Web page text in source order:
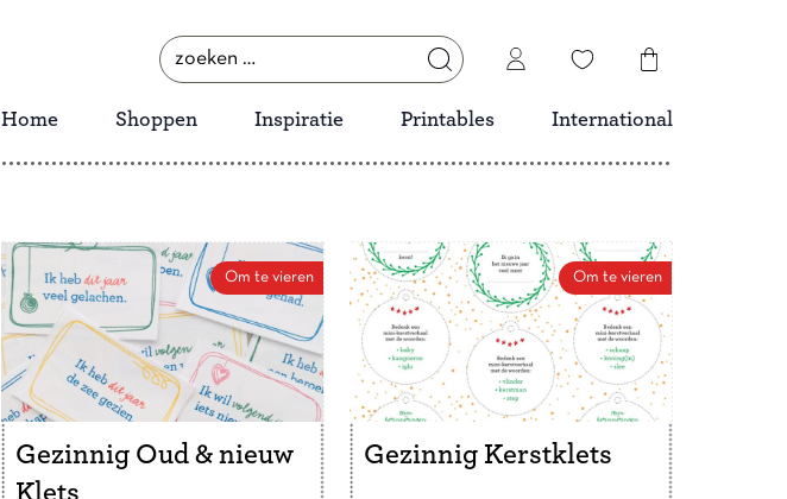
zoeken
naar:
Home Shoppen Inspiratie Printables International
Om te vieren
Gezinnig Oud & nieuw
Om te vieren
Gezinnig Kerstklets